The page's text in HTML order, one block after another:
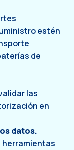
estén
de
las
en
datos.
herramientas